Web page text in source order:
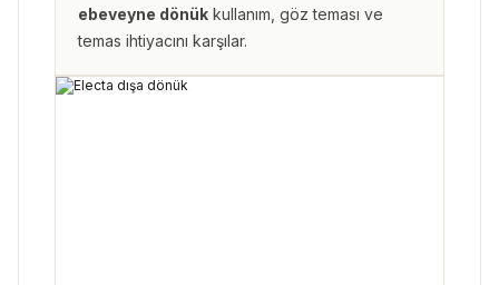
ebeveyne dönük kullanım, göz teması ve
temas ihtiyacını karşılar.